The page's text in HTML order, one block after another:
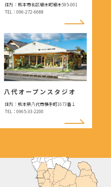
住所：熊本市北区植木町植木595-001
TEL：096-272-6688
八代オープンスタジオ
住所：熊本県八代市横手町1673番１
TEL：0965-33-2200